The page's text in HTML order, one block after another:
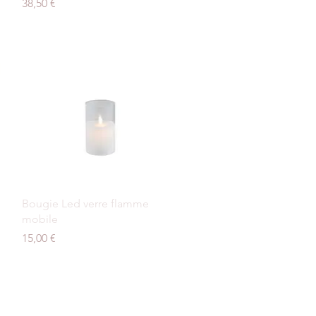
38,50 €
Aperçu rapide
Bougie Led verre flamme
mobile
Prix
15,00 €